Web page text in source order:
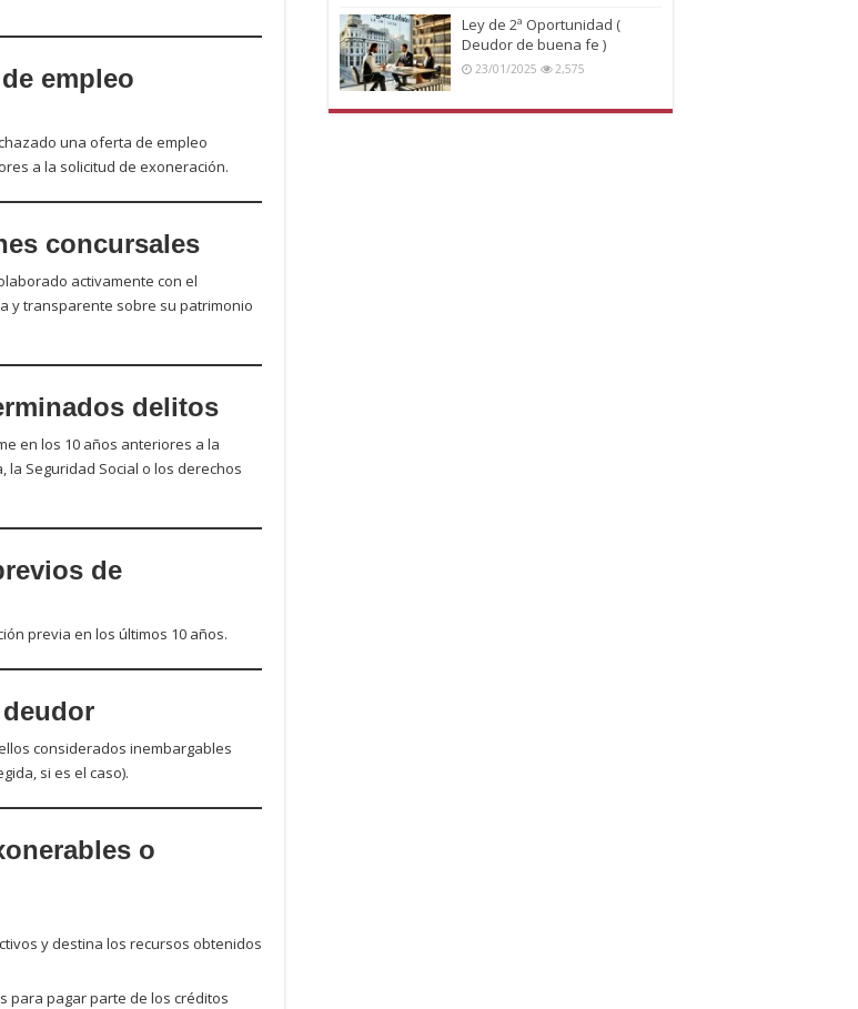
empleo
una oferta de empleo
a la solicitud de exoneración.
concursales
activamente con el
y transparente sobre su patrimonio
delitos
en los 10 años anteriores a la
la Seguridad Social o los derechos
de
previa en los últimos 10 años.
considerados inembargables
si es el caso).
o
y destina los recursos obtenidos
para pagar parte de los créditos
Ley de 2ª Oportunidad (
Deudor de buena fe )
23/01/2025 2,575